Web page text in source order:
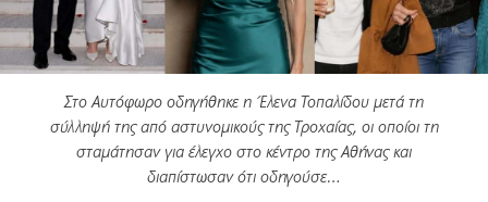
Στο Αυτόφωρο οδηγήθηκε η Έλενα Τοπαλίδου μετά τη
σύλληψή της από αστυνομικούς της Τροχαίας, οι οποίοι τη
σταμάτησαν για έλεγχο στο κέντρο της Αθήνας και
διαπίστωσαν ότι οδηγούσε…